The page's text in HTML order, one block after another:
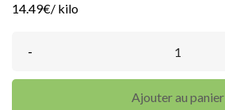
14.49€/ kilo
-
Ajouter au panier